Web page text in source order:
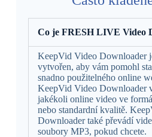
Co je FRESH LIVE Video
KeepVid Video Downloader
vytvořen, aby vám pomohl
snadno použitelného online
KeepVid Video Downloader
jakékoli online video ve
nebo standardní kvalitě.
Downloader také převádí
soubory MP3, pokud chcete.